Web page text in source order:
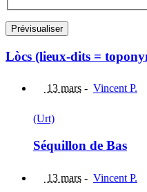
Lòcs (lieux-dits =
13 mars - Vincent P.
(Urt)
Séquillon de Bas
13 mars - Vincent P.